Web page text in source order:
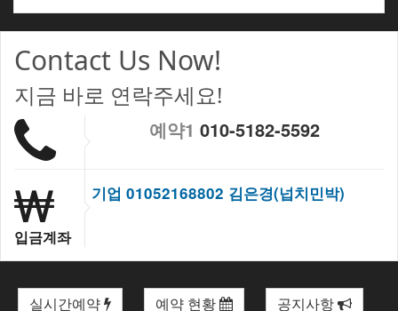
Contact Us Now!
지금 바로 연락주세요!
예약1 010-5182-5592
입금계좌
기업 01052168802 김은경(넙치민박)
실시간예약 예약 현황 공지사항